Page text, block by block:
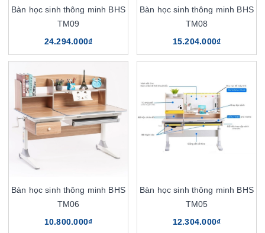
Bàn học sinh thông minh BHS
TM09
24.294.000₫
Bàn học sinh thông minh BHS
TM08
15.204.000₫
Bàn học sinh thông minh BHS
TM06
10.800.000₫
Bàn học sinh thông minh BHS
TM05
12.304.000₫